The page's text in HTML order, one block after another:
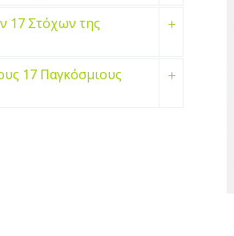
17 Στόχων της
17 Παγκόσμιους